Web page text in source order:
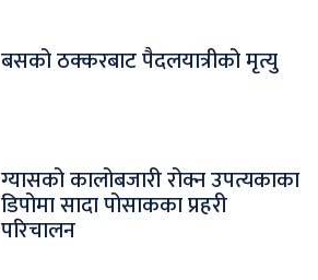
बसको ठक्करबाट पैदलयात्रीको मृत्यु
ग्यासको कालोबजारी रोक्न उपत्यकाका
डिपोमा सादा पोसाकका प्रहरी
परिचालन